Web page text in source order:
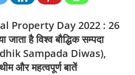
Property Day 2022 : 26
जाता है विश्व बौद्धिक सम्पदा
Sampada Diwas),
और महत्‍वपूर्ण बातें